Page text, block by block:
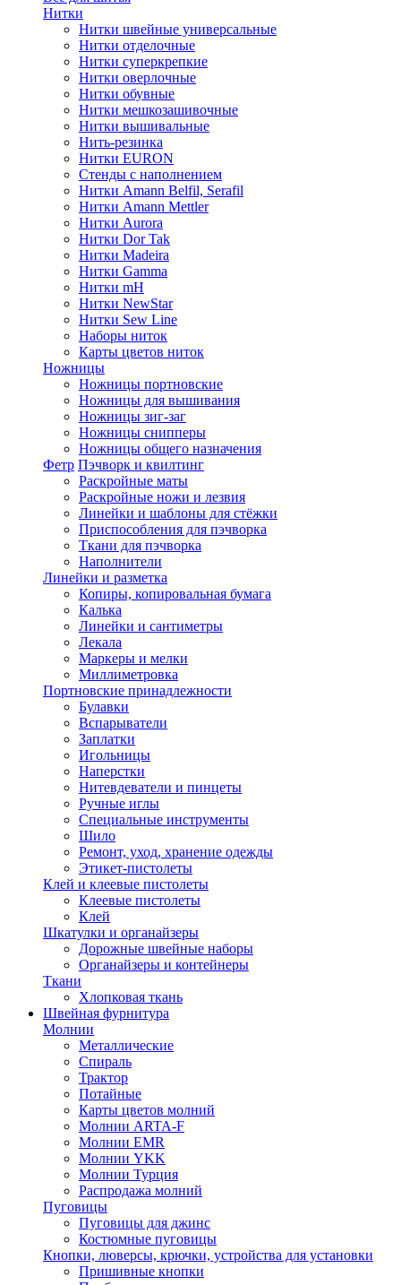
Нитки
Нитки швейные универсальные
Нитки отделочные
Нитки суперкрепкие
Нитки оверлочные
Нитки обувные
Нитки мешкозашивочные
Нитки вышивальные
Нить-резинка
Нитки EURON
Стенды с наполнением
Нитки Amann Belfil, Serafil
Нитки Amann Mettler
Нитки Aurora
Нитки Dor Tak
Нитки Madeira
Нитки Gamma
Нитки mH
Нитки NewStar
Нитки Sew Line
Наборы ниток
Карты цветов ниток
Ножницы
Ножницы портновские
Ножницы для вышивания
Ножницы зиг-заг
Ножницы снипперы
Ножницы общего назначения
Фетр Пэчворк и квилтинг
Раскройные маты
Раскройные ножи и лезвия
Линейки и шаблоны для стёжки
Приспособления для пэчворка
Ткани для пэчворка
Наполнители
Линейки и разметка
Копиры, копировальная бумага
Калька
Линейки и сантиметры
Лекала
Маркеры и мелки
Миллиметровка
Портновские принадлежности
Булавки
Вспарыватели
Заплатки
Игольницы
Наперстки
Нитевдеватели и пинцеты
Ручные иглы
Специальные инструменты
Шило
Ремонт, уход, хранение одежды
Этикет-пистолеты
Клей и клеевые пистолеты
Клеевые пистолеты
Клей
Шкатулки и органайзеры
Дорожные швейные наборы
Органайзеры и контейнеры
Ткани
Хлопковая ткань
Швейная фурнитура
Молнии
Металлические
Спираль
Трактор
Потайные
Карты цветов молний
Молнии ARTA-F
Молнии EMR
Молнии YKK
Молнии Турция
Распродажа молний
Пуговицы
Пуговицы для джинс
Костюмные пуговицы
Кнопки, люверсы, крючки, устройства для установки
Пришивные кнопки